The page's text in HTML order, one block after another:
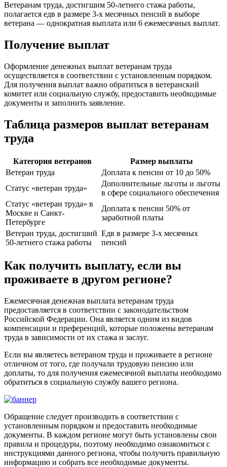
Ветеранам труда, достигшим 50-летнего стажа работы,
полагается едв в размере 3-х месячных пенсий в выборе
ветерана — однократная выплата или 6 ежемесячных выплат.
Получение выплат
Оформление денежных выплат ветеранам труда
осуществляется в соответствии с установленным порядком.
Для получения выплат важно обратиться в ветеранский
комитет или социальную службу, предоставить необходимые
документы и заполнить заявление.
Таблица размеров выплат ветеранам
труда
Категория ветеранов
Размер выплаты
Ветеран труда
Доплата к пенсии от 10 до 50%
Статус «ветеран труда»
Дополнительные льготы и льготы
в сфере социального обеспечения
Статус «ветеран труда» в
Москве и Санкт-
Петербурге
Доплата к пенсии 50% от
заработной платы
Ветеран труда, достигший
50-летнего стажа работы
Едв в размере 3-х месячных
пенсий
Как получить выплату, если вы
проживаете в другом регионе?
Ежемесячная денежная выплата ветеранам труда
предоставляется в соответствии с законодательством
Российской Федерации. Она является одним из видов
компенсации и преференций, которые положены ветеранам
труда в зависимости от их стажа и заслуг.
Если вы являетесь ветераном труда и проживаете в регионе
отличном от того, где получали трудовую пенсию или
доплаты, то для получения ежемесячной выплаты необходимо
обратиться в социальную службу вашего региона.
Обращение следует производить в соответствии с
установленным порядком и предоставить необходимые
документы. В каждом регионе могут быть установлены свои
правила и процедуры, поэтому необходимо ознакомиться с
инструкциями данного региона, чтобы получить правильную
информацию и собрать все необходимые документы.